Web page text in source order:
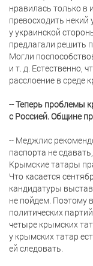
нравилась только в
превосходить
у украинской
предлагали решить
Могли
и т. д. Естественно,
расслоение в среде
-- Теперь проблемы
с Россией. Общине
-- Меджлис
паспорта не
Крымские татары
Что касается
кандидатуры
не пойдем. Поэтому
политических
четыре крымских
у крымских татар
ей следовать.